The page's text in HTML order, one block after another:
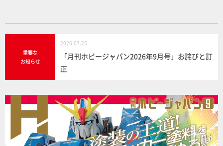
重要な
お知らせ
2026.07.25
「月刊ホビージャパン2026年9月号」お詫びと訂
正